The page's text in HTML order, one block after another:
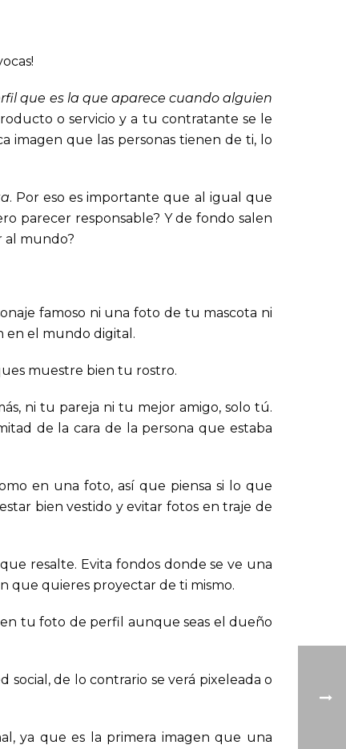
que es la que aparece cuando alguien
o servicio y a tu contratante se le
imagen que las personas tienen de ti, lo
. Por eso es importante que al igual que
parecer responsable? Y de fondo salen
al mundo?
famoso ni una foto de tu mascota ni
en el mundo digital.
muestre bien tu rostro.
ni tu pareja ni tu mejor amigo, solo tú.
de la cara de la persona que estaba
en una foto, así que piensa si lo que
bien vestido y evitar fotos en traje de
resalte. Evita fondos donde se ve una
que quieres proyectar de ti mismo.
tu foto de perfil aunque seas el dueño
de lo contrario se verá pixeleada o
ya que es la primera imagen que una